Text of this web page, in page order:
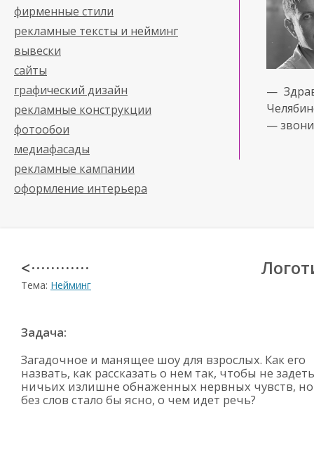
фирменные стили
рекламные тексты и нейминг
вывески
сайты
графический дизайн
рекламные конструкции
фотообои
медиафасады
рекламные кампании
оформление интерьера
—
—
< · · · · · · · · · · · ·
Тема: Нейминг
Задача:
Загадочное и манящее шоу для взрослых. Как его
назвать, как рассказать о нем так, чтобы не задеть
ничьих излишне обнаженных нервных чувств,
без слов стало бы ясно, о чем идет речь?